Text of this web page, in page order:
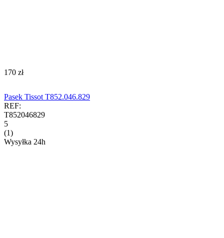
‍170‍ zł
Pasek Tissot T852.046.829
REF:
T852046829
5
(1)
Wysyłka 24h